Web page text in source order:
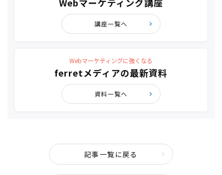
講座一覧へ
Webマーケティングに強くなる
ferretメディアの最新資料
資料一覧へ
記事一覧に戻る